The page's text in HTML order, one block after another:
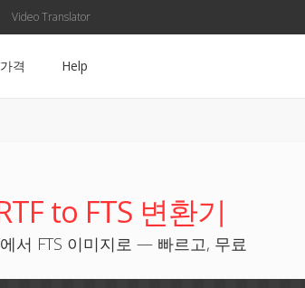
Video Translator
가격 Help
to FTS 변환기
에서 FTS 이미지로 — 빠르고, 무료